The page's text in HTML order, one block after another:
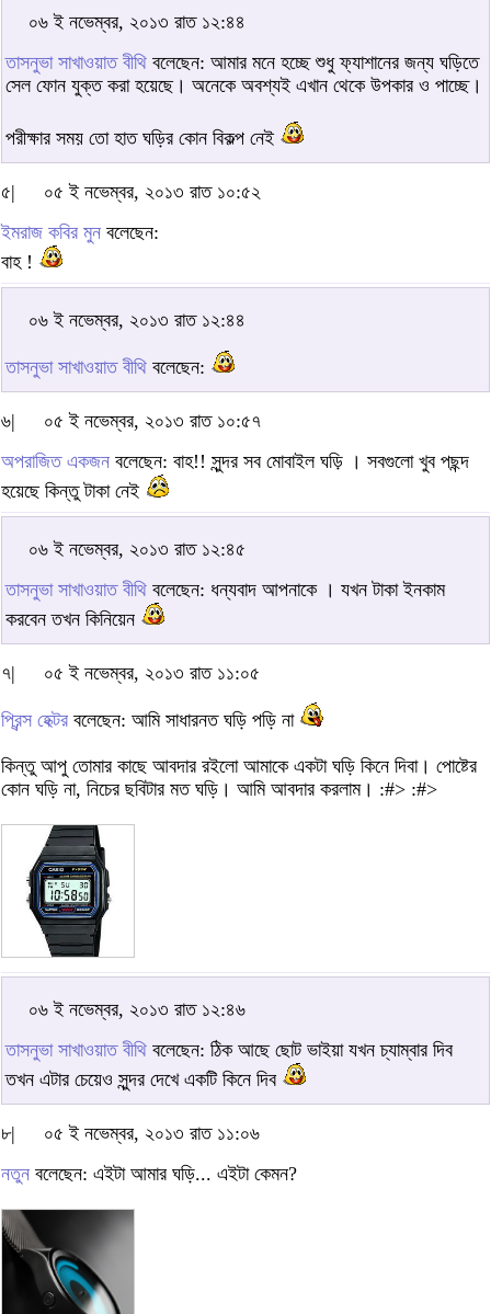
০৬ ই নভেম্বর, ২০১৩ রাত ১২:৪৪
তাসনুভা সাখাওয়াত বীথি বলেছেন: আমার মনে হচ্ছে শুধু ফ্যাশানের জন্য ঘড়িতে
সেল ফোন যুক্ত করা হয়েছে। অনেকে অবশ্যই এখান থেকে উপকার ও পাচ্ছে।
পরীক্ষার সময় তো হাত ঘড়ির কোন বিকল্প নেই
৫|
০৫ ই নভেম্বর, ২০১৩ রাত ১০:৫২
ইমরাজ কবির মুন বলেছেন:
বাহ !
০৬ ই নভেম্বর, ২০১৩ রাত ১২:৪৪
তাসনুভা সাখাওয়াত বীথি বলেছেন:
৬|
০৫ ই নভেম্বর, ২০১৩ রাত ১০:৫৭
অপরাজিত একজন বলেছেন: বাহ!! সুন্দর সব মোবাইল ঘড়ি । সবগুলো খুব পছন্দ
হয়েছে কিন্তু টাকা নেই
০৬ ই নভেম্বর, ২০১৩ রাত ১২:৪৫
তাসনুভা সাখাওয়াত বীথি বলেছেন: ধন্যবাদ আপনাকে । যখন টাকা ইনকাম
করবেন তখন কিনিয়েন
৭| ০৫ ই নভেম্বর, ২০১৩ রাত ১১:০৫
প্রিন্স হেক্টর বলেছেন: আমি সাধারনত ঘড়ি পড়ি না
কিন্তু আপু তোমার কাছে আবদার রইলো আমাকে একটা ঘড়ি কিনে দিবা। পোষ্টের
কোন ঘড়ি না, নিচের ছবিটার মত ঘড়ি। আমি আবদার করলাম। :#> :#>
০৬ ই নভেম্বর, ২০১৩ রাত ১২:৪৬
তাসনুভা সাখাওয়াত বীথি বলেছেন: ঠিক আছে ছোট ভাইয়া যখন চ্যাম্বার দিব
তখন এটার চেয়েও সুন্দর দেখে একটি কিনে দিব
৮|
০৫ ই নভেম্বর, ২০১৩ রাত ১১:০৬
নতুন বলেছেন: এইটা আমার ঘড়ি... এইটা কেমন?